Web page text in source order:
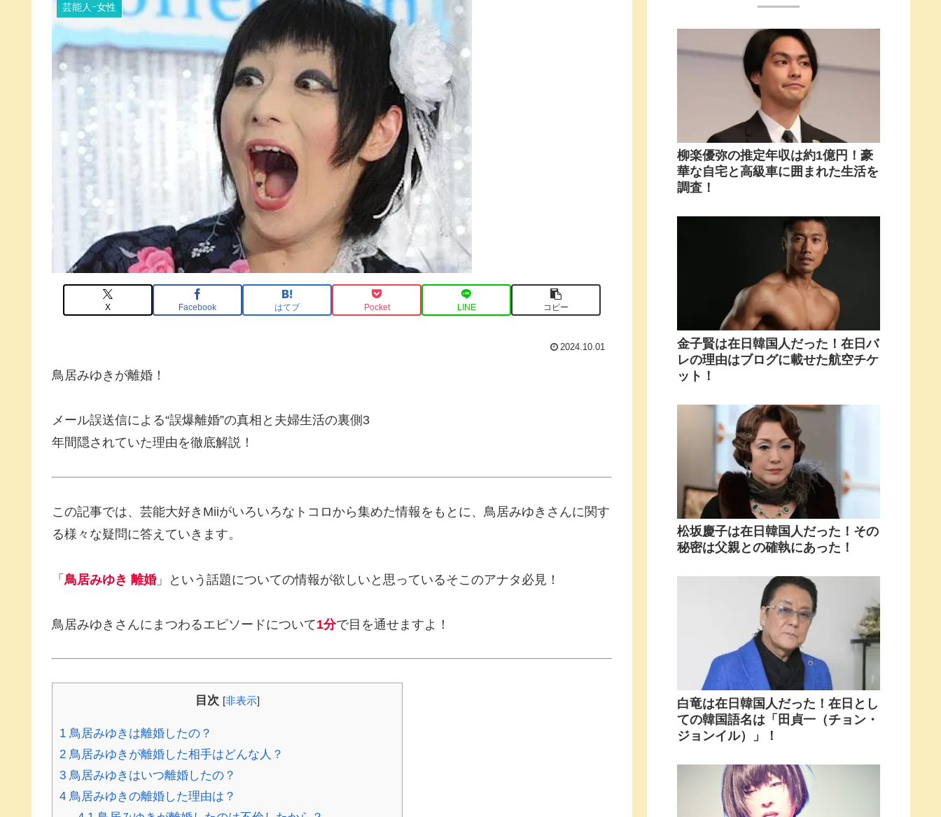
芸能人ｰ女性
X Facebook はてブ Pocket LINE コピー
2024.10.01
鳥居みゆきが離婚！
メール誤送信による“誤爆離婚”の真相と夫婦生活の裏側3
年間隠されていた理由を徹底解説！
この記事では、芸能大好きMiiがいろいろなトコロから集めた情報をもとに、鳥居みゆきさんに関す
る様々な疑問に答えていきます。
「 鳥居みゆき 離婚」という話題についての情報が欲しいと思っているそこのアナタ必見！
鳥居みゆきさんにまつわるエピソードについて1分で目を通せますよ！
目次 [非表示]
1 鳥居みゆきは離婚したの？
2 鳥居みゆきが離婚した相手はどんな人？
3 鳥居みゆきはいつ離婚したの？
4 鳥居みゆきの離婚した理由は？
柳楽優弥の推定年収は約1億円！豪
華な自宅と高級車に囲まれた生活を
調査！
金子賢は在日韓国人だった！在日バ
レの理由はブログに載せた航空チケ
ット！
松坂慶子は在日韓国人だった！その
秘密は父親との確執にあった！
白竜は在日韓国人だった！在日とし
ての韓国語名は「田貞一（チョン・
ジョンイル）」！